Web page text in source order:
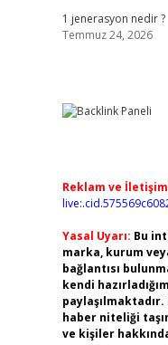
1 jenerasyon nedir ?
Temmuz 24, 2026
Reklam ve
Yasal Uyarı: Bu
marka, kurum
bağlantısı
kendi
haber niteliği
ve kişiler